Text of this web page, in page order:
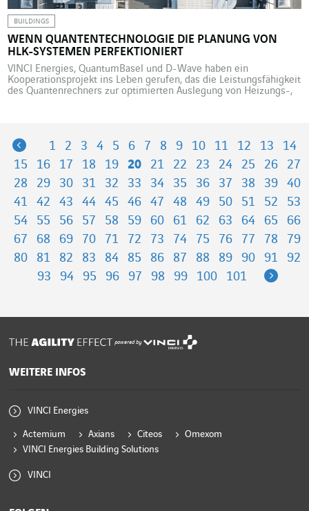
BUILDINGS
WENN QUANTENTECHNOLOGIE DIE PLANUNG VON
HLK-SYSTEMEN PERFEKTIONIERT
VINCI Energies, QuantumBasel und D-Wave haben ein
Kooperationsprojekt ins Leben gerufen, das die Leistungsfähigkeit
des Quantenrechners zur optimierten Auslegung von Heizungs-,
belüftet wird, und […]
Previous
1 2 3 4 5 6 7 8 9 10 11 12 13
14
15
16 17 18 19 20 21 22 23 24 25 26
27
28
29 30 31 32 33 34 35 36 37 38 39
40
41
42 43 44 45 46 47 48 49 50 51 52
53
54
55 56 57 58 59 60 61 62 63 64 65
66
67
68 69 70 71 72 73 74 75 76 77 78
79
80
81 82 83 84 85 86 87 88 89 90 91
92
93
94 95 96 97 98 99 100 101 Next
powered by
WEITERE INFOS
VINCI Energies
Actemium Axians Citeos
Omexom
VINCI Energies Building Solutions
VINCI